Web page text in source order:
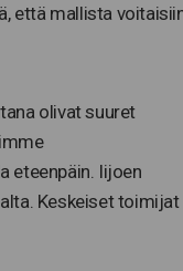
että mallista
olivat suuret
eteenpäin. Iijoen
Keskeiset toimijat